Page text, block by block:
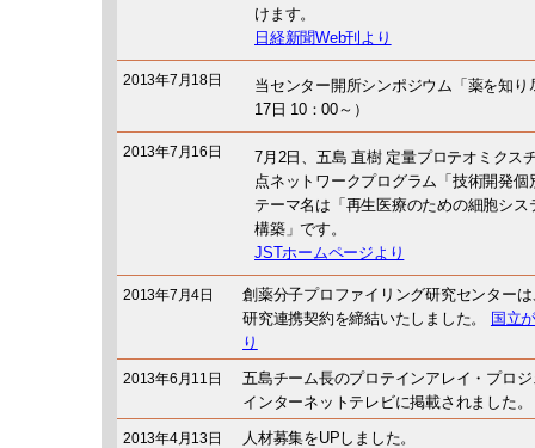
けます。
日経新聞Web刊より
2013年7月18日
当センター開所シンポジウム「薬を知
17日 10：00～）
2013年7月16日
7月2日、五島 直樹 定量プロテオミクス
点ネットワークプログラム「技術開発
テーマ名は「再生医療のための細胞シ
構築」です。
JSTホームページより
2013年7月4日
創薬分子プロファイリング研究センター
研究連携契約を締結いたしました。
国立
り
2013年6月11日
五島チーム長のプロテインアレイ・プロ
インターネットテレビに掲載されました。
2013年4月13日 人材募集をUPしました。